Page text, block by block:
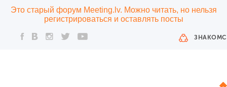
Это старый форум Meeting.lv. Можно читать, но нельзя
регистрироваться и оставлять посты